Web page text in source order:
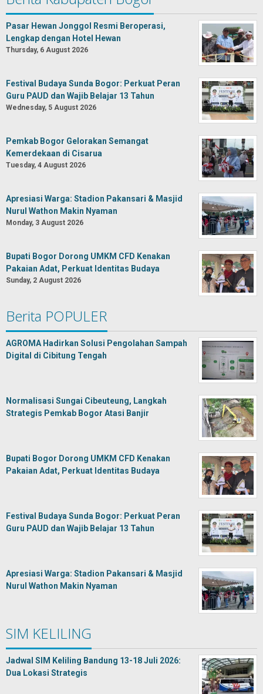
Pasar Hewan Jonggol Resmi Beroperasi,
Lengkap dengan Hotel Hewan
Thursday, 6 August 2026
Festival Budaya Sunda Bogor: Perkuat Peran
Guru PAUD dan Wajib Belajar 13 Tahun
Wednesday, 5 August 2026
Pemkab Bogor Gelorakan Semangat
Kemerdekaan di Cisarua
Tuesday, 4 August 2026
Apresiasi Warga: Stadion Pakansari & Masjid
Nurul Wathon Makin Nyaman
Monday, 3 August 2026
Bupati Bogor Dorong UMKM CFD Kenakan
Pakaian Adat, Perkuat Identitas Budaya
Sunday, 2 August 2026
Berita POPULER
AGROMA Hadirkan Solusi Pengolahan Sampah
Digital di Cibitung Tengah
Normalisasi Sungai Cibeuteung, Langkah
Strategis Pemkab Bogor Atasi Banjir
Bupati Bogor Dorong UMKM CFD Kenakan
Pakaian Adat, Perkuat Identitas Budaya
Festival Budaya Sunda Bogor: Perkuat Peran
Guru PAUD dan Wajib Belajar 13 Tahun
Apresiasi Warga: Stadion Pakansari & Masjid
Nurul Wathon Makin Nyaman
SIM KELILING
Jadwal SIM Keliling Bandung 13-18 Juli 2026:
Dua Lokasi Strategis